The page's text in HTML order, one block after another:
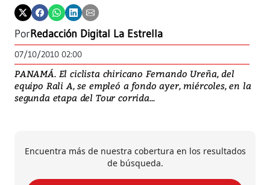
PorRedacción Digital La Estrella
07/10/2010 02:00
PANAMÁ. El ciclista chiricano Fernando Ureña, del
equipo Rali A, se empleó a fondo ayer, miércoles, en la
segunda etapa del Tour corrida...
Encuentra más de nuestra cobertura en los resultados
de búsqueda.